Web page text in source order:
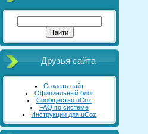
Друзья сайта
Создать сайт
Официальный блог
Сообщество uCoz
FAQ по системе
Инструкции для uCoz